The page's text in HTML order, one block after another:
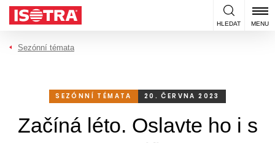
Přeskočit na obsah
HLEDAT MENU
Sezónní témata
SEZÓNNÍ TÉMATA 20. ČERVNA 2023
Začíná léto. Oslavte ho i s